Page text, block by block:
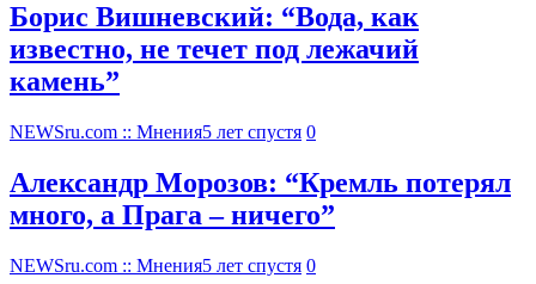
Борис Вишневский: “Вода, как
известно, не течет под лежачий
камень”
NEWSru.com :: Мнения5 лет спустя 0
Александр Морозов: “Кремль потерял
много, а Прага – ничего”
NEWSru.com :: Мнения5 лет спустя 0